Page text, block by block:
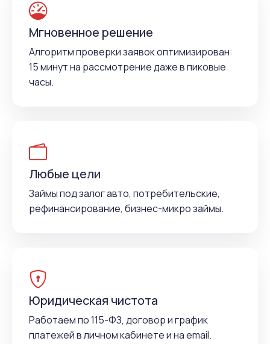
Мгновенное решение
Алгоритм проверки заявок оптимизирован:
15 минут на рассмотрение даже в пиковые
часы.
Любые цели
Займы под залог авто, потребительские,
рефинансирование, бизнес-микро займы.
Юридическая чистота
Работаем по 115-ФЗ, договор и график
платежей в личном кабинете и на email.